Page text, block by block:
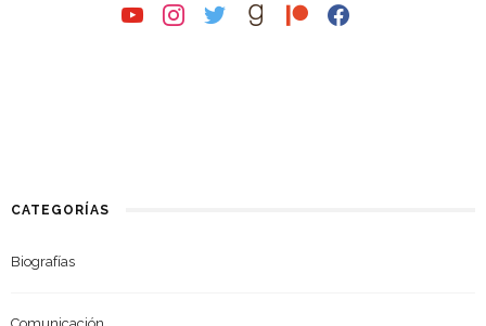
youtubeinstagramtwittergoodreads
patreonfacebook
CATEGORÍAS
Biografías